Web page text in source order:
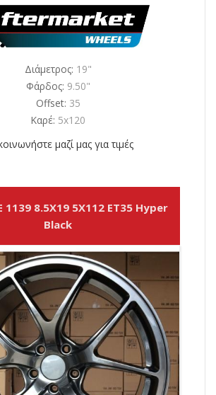
Διάμετρος: 19"
Φάρδος: 9.50"
Offset: 35
Καρέ: 5x120
μαζί μας για τιμές
1139 8.5X19 5X112 ET35 Hyper
Black